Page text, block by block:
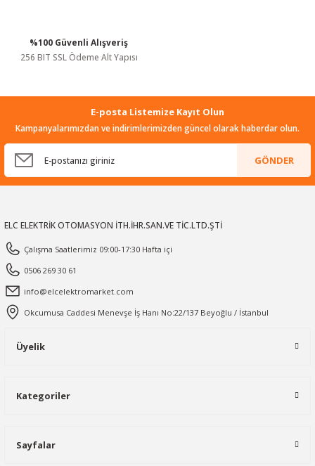
%100 Güvenli Alışveriş
256 BIT SSL Ödeme Alt Yapısı
E-posta Listemize Kayıt Olun
Kampanyalarımızdan ve indirimlerimizden güncel olarak haberdar olun.
GÖNDER
ELC ELEKTRİK OTOMASYON İTH.İHR.SAN.VE TİC.LTD.ŞTİ
Çalışma Saatlerimiz 09:00-17:30 Hafta içi
0506 269 30 61
info@elcelektromarket.com
Okcumusa Caddesi Menevşe İş Hanı No:22/137 Beyoğlu / İstanbul
Üyelik
Kategoriler
Sayfalar